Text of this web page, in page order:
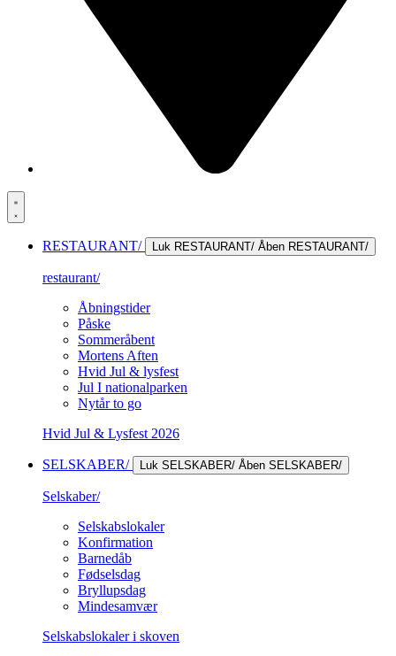
RESTAURANT/ Luk RESTAURANT/ Åben RESTAURANT/
restaurant/
Åbningstider
Påske
Sommeråbent
Mortens Aften
Hvid Jul & lysfest
Jul I nationalparken
Nytår to go
Hvid Jul & Lysfest 2026
SELSKABER/ Luk SELSKABER/ Åben SELSKABER/
Selskaber/
Selskabslokaler
Konfirmation
Barnedåb
Fødselsdag
Bryllupsdag
Mindesamvær
Selskabslokaler i skoven